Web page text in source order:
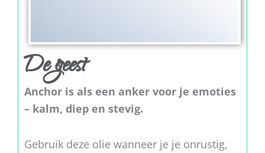
De geest
Anchor is als een anker voor je emoties
– kalm, diep en stevig.
Gebruik deze olie wanneer je je onrustig,